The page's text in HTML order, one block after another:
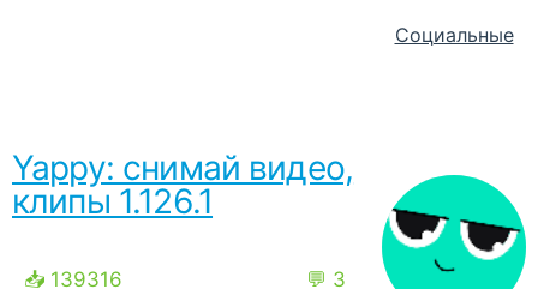
Социальные
Yappy: снимай видео,
клипы 1.126.1
📥 139316 💬 3